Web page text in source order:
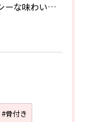
ジューシーな味わいと、葱のザクザク感が堪らない．．．！
#骨付き